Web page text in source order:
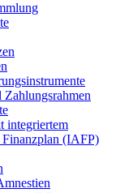
integriertem
(IAFP)